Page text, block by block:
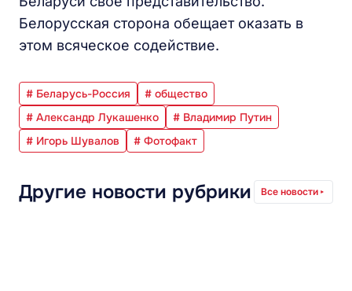
Белорусская сторона обещает оказать в
этом всяческое содействие.
# Беларусь-Россия
# общество
# Александр Лукашенко
# Владимир Путин
# Игорь Шувалов
# Фотофакт
Другие новости рубрики Все новости